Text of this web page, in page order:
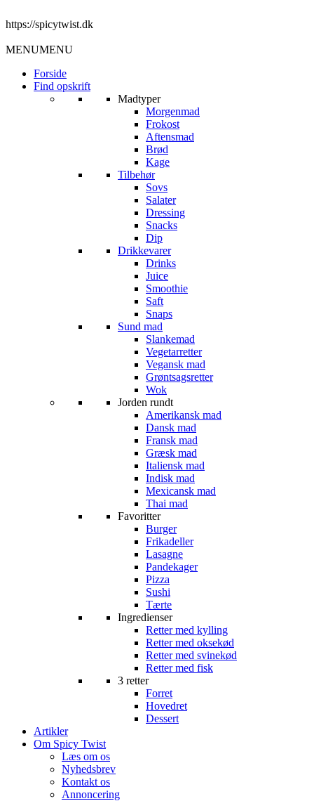
https://spicytwist.dk
MENUMENU
Forside
Find opskrift
Madtyper
Morgenmad
Frokost
Aftensmad
Brød
Kage
Tilbehør
Sovs
Salater
Dressing
Snacks
Dip
Drikkevarer
Drinks
Juice
Smoothie
Saft
Snaps
Sund mad
Slankemad
Vegetarretter
Vegansk mad
Grøntsagsretter
Wok
Jorden rundt
Amerikansk mad
Dansk mad
Fransk mad
Græsk mad
Italiensk mad
Indisk mad
Mexicansk mad
Thai mad
Favoritter
Burger
Frikadeller
Lasagne
Pandekager
Pizza
Sushi
Tærte
Ingredienser
Retter med kylling
Retter med oksekød
Retter med svinekød
Retter med fisk
3 retter
Forret
Hovedret
Dessert
Artikler
Om Spicy Twist
Læs om os
Nyhedsbrev
Kontakt os
Annoncering